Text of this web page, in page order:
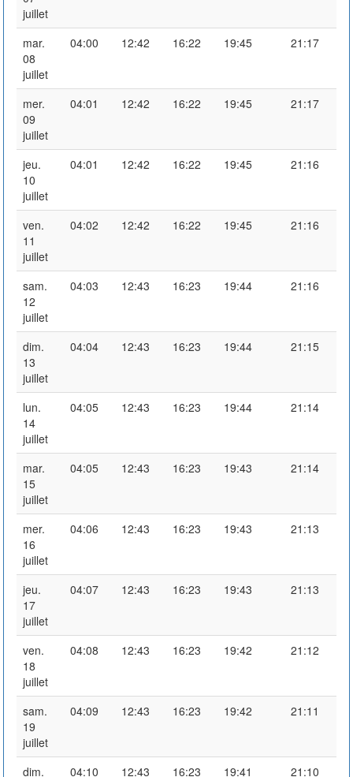
juillet
mar.
08
juillet
04:00 12:42 16:22 19:45 21:17
mer.
09
juillet
04:01 12:42 16:22 19:45 21:17
jeu.
10
juillet
04:01 12:42 16:22 19:45 21:16
ven.
11
juillet
04:02 12:42 16:22 19:45 21:16
sam.
12
juillet
04:03 12:43 16:23 19:44 21:16
dim.
13
juillet
04:04 12:43 16:23 19:44 21:15
lun.
14
juillet
04:05 12:43 16:23 19:44 21:14
mar.
15
juillet
04:05 12:43 16:23 19:43 21:14
mer.
16
juillet
04:06 12:43 16:23 19:43 21:13
jeu.
17
juillet
04:07 12:43 16:23 19:43 21:13
ven.
18
juillet
04:08 12:43 16:23 19:42 21:12
sam.
19
juillet
04:09 12:43 16:23 19:42 21:11
dim. 04:10 12:43 16:23 19:41 21:10